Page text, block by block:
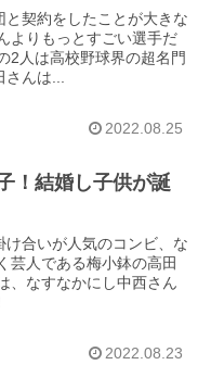
契約をしたことが大きな
よりもっとすごい選手だ
2人は高校野球界の超名門
んは...
2022.08.25
！結婚し子供が誕
け合いが人気のコンビ、な
芸人である梅小鉢の高田
、なすなかにし中西さん
2022.08.23